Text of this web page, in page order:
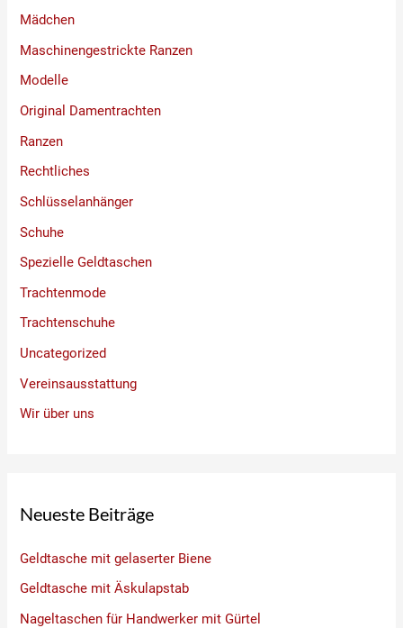
Mädchen
Maschinengestrickte Ranzen
Modelle
Original Damentrachten
Ranzen
Rechtliches
Schlüsselanhänger
Schuhe
Spezielle Geldtaschen
Trachtenmode
Trachtenschuhe
Uncategorized
Vereinsausstattung
Wir über uns
Neueste Beiträge
Geldtasche mit gelaserter Biene
Geldtasche mit Äskulapstab
Nageltaschen für Handwerker mit Gürtel